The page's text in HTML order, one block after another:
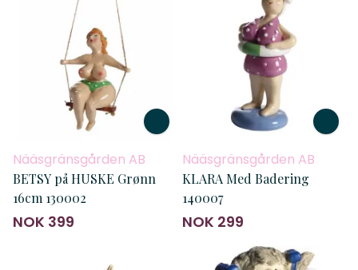
Nääsgränsgården AB
BETSY på HUSKE Grønn
16cm 130002
NOK 399
Nääsgränsgården AB
KLARA Med Badering
140007
NOK 299